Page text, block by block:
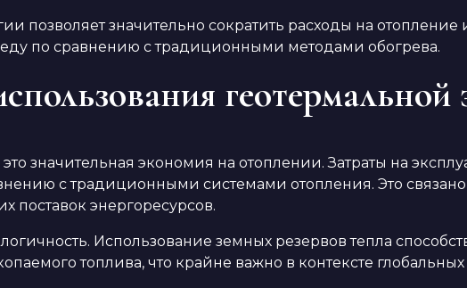
позволяет значительно сократить расходы на
по сравнению с традиционными методами обогрева.
геотермальной
значительная экономия на отоплении. Затраты на
с традиционными системами отопления. Это
поставок энергоресурсов.
Использование земных резервов тепла
топлива, что крайне важно в контексте